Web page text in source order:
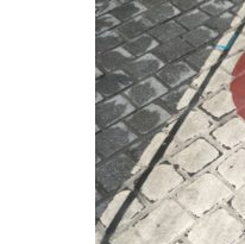
07 août 2026Consulter
Deux
vol à main
commerce